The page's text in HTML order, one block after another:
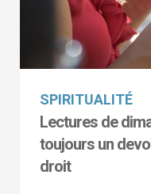
SPIRITUALITÉ
Lectures de
toujours un
droit